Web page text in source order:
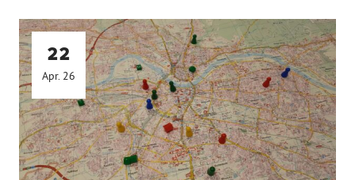
22
Apr. 26